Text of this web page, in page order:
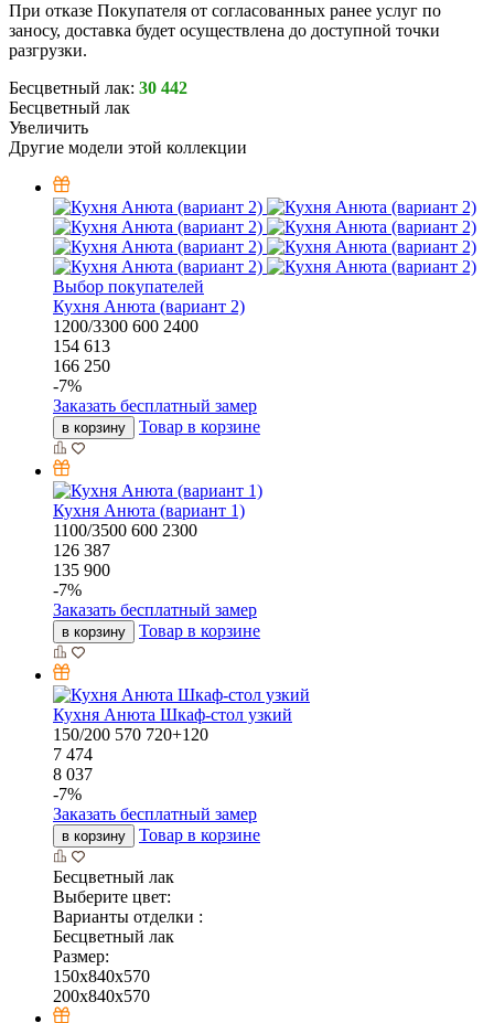
При отказе Покупателя от согласованных ранее услуг по
заносу, доставка будет осуществлена до доступной точки
разгрузки.
Бесцветный лак: 30 442
Бесцветный лак
Увеличить
Другие модели этой коллекции
Выбор покупателей
Кухня Анюта (вариант 2)
1200/3300 600 2400
154 613
166 250
-7%
Заказать бесплатный замер
в корзину Товар в корзине
Кухня Анюта (вариант 1)
1100/3500 600 2300
126 387
135 900
-7%
Заказать бесплатный замер
в корзину Товар в корзине
Кухня Анюта Шкаф-стол узкий
150/200 570 720+120
7 474
8 037
-7%
Заказать бесплатный замер
в корзину Товар в корзине
Бесцветный лак
Выберите цвет:
Варианты отделки :
Бесцветный лак
Размер:
150x840x570
200x840x570